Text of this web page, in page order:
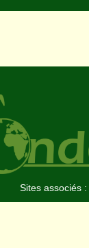
Sites associés :